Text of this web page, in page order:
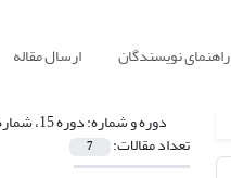
راهنمای نویسندگان ارسال مقاله
دوره و شماره:دوره 15، شماره 2، 1402
تعداد مقالات: 7